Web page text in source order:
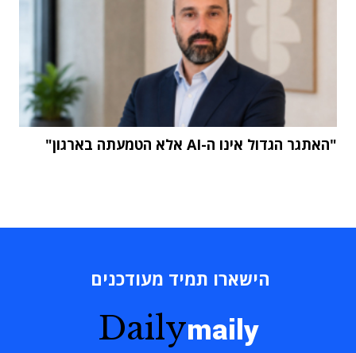
"האתגר הגדול אינו ה-AI אלא הטמעתה בארגון"
הישארו תמיד מעודכנים
Dailymaily